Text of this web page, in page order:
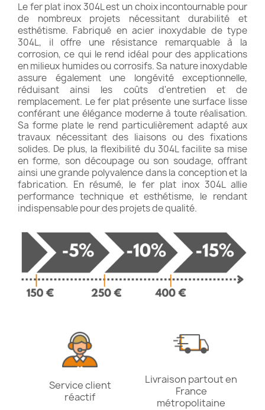
Le fer plat inox 304L est un choix incontournable pour
de nombreux projets nécessitant durabilité et
esthétisme. Fabriqué en acier inoxydable de type
304L, il offre une résistance remarquable à la
corrosion, ce qui le rend idéal pour des applications
en milieux humides ou corrosifs. Sa nature inoxydable
assure également une longévité exceptionnelle,
réduisant ainsi les coûts d'entretien et de
remplacement. Le fer plat présente une surface lisse
conférant une élégance moderne à toute réalisation.
Sa forme plate le rend particulièrement adapté aux
travaux nécessitant des liaisons ou des fixations
solides. De plus, la flexibilité du 304L facilite sa mise
en forme, son découpage ou son soudage, offrant
ainsi une grande polyvalence dans la conception et la
fabrication. En résumé, le fer plat inox 304L allie
performance technique et esthétisme, le rendant
indispensable pour des projets de qualité.
Service client
réactif
Livraison partout en
France
métropolitaine